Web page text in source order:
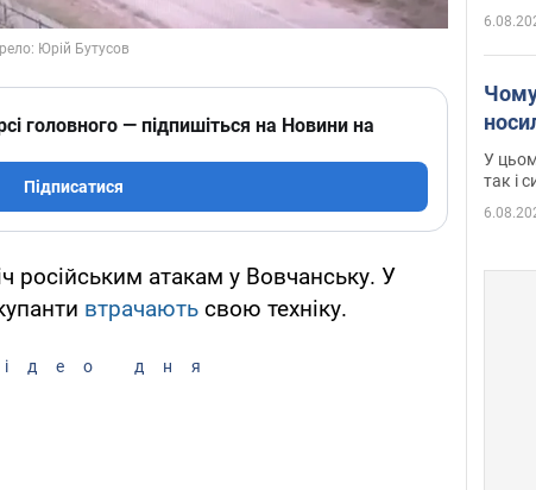
головного — підпишіться на Новини на
Підписатися
російським атакам у Вовчанську. У
втрачають свою техніку.
дня
У
так і